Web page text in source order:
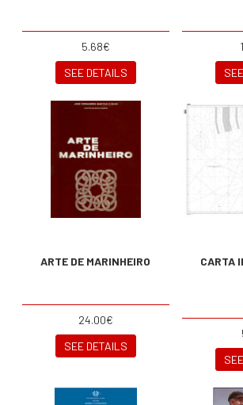
5.68€
SEE DETAILS
ARTE DE MARINHEIRO
24.00€
SEE DETAILS
CARTA